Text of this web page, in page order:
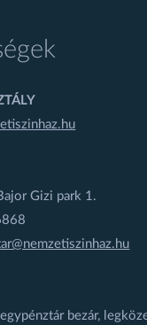
Gizi park 1.
bezár,